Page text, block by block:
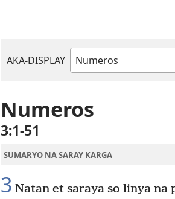
AKA-DISPLAY
Libro
Numeros
3:1-51
SUMARYO NA SARAY KARGA
3 Natan et saraya so linya na